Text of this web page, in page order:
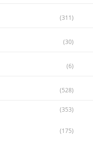
(311)
(30)
(6)
(528)
(353)
(175)